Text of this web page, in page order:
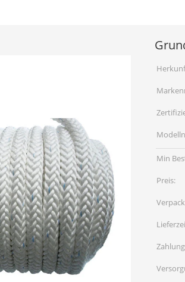
Min
Preis: